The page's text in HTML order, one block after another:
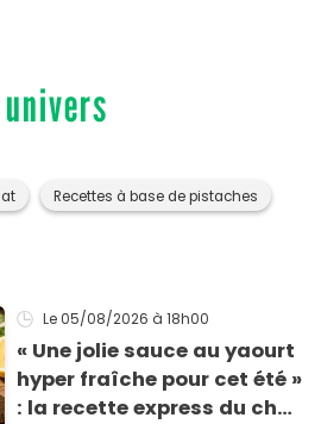
Recettes à base de pistaches
Le 05/08/2026 à 18h00
« Une jolie sauce au yaourt
hyper fraîche pour cet été »
: la recette express du chef